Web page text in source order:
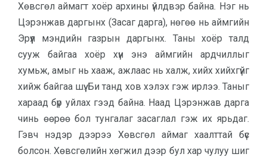
Хөвсгөл аймагт хоёр архины үйлдвэр байна. Нэг нь
Цэрэнжав даргынх (Засаг дар­га), нөгөө нь аймгийн
Эрүүл мэндийн газрын даргынх. Таны хоёр талд
сууж байгаа хоёр хүн энэ аймгийн ард­чиллыг
хумьж, амыг нь хааж, ажлаас нь халж, хийх хийхгүйг
хийж байгаа шүү. Би танд хов хэлэх гэж ирлээ. Таныг
хараад бүр уйлах гээд байна. Наад Цэрэнжав дарга
чинь өөрөө бол тунгалаг засаглал гэж их ярьдаг.
Гэвч нэдэр дээрээ Хөвсгөл аймаг хаалттай бүс
болсон. Хөвсгөлийн хөгжил дээр бул хар чулуу шиг